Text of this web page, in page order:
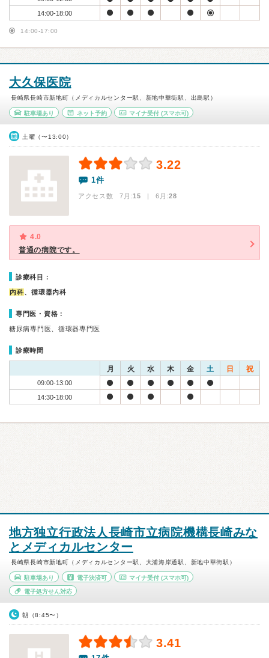
14:00-18:00
14:00-17:00
大久保医院
長崎県長崎市新地町（メディカルセンター駅、新地中華街駅、出島駅）
駐車場あり ネット予約 マイナ受付 (スマホ可)
土曜（〜13:00）
3.22
1件
アクセス数 7月:15 | 6月:28
4.0
普通の病院です。
診療科目：
内科、循環器内科
専門医・資格：
糖尿病専門医、循環器専門医
診療時間
月 火 水 木 金 土 日 祝
09:00-13:00
14:30-18:00
地方独立行政法人長崎市立病院機構長崎みな
とメディカルセンター
長崎県長崎市新地町（メディカルセンター駅、大浦海岸通駅、新地中華街駅）
駐車場あり 電子決済可 マイナ受付 (スマホ可)
電子処方せん対応
朝（8:45〜）
3.41